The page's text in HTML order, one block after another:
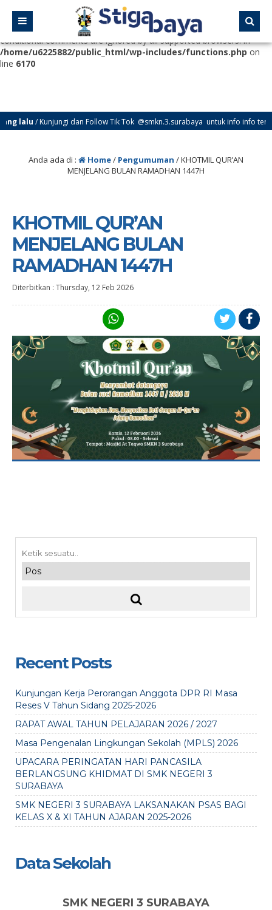
Deprecated
: Function WP_Dependencies->add_data() was called
with an argument that is
deprecated
since version 6.9.0! IE
conditional comments are ignored by all supported browsers. in
/home/u6225882/public_html/wp-includes/functions.php on
line 6170
lalu/ Kunjungi dan Follow Tik Tok @smkn.3.surabaya untuk info info terbaru
Anda ada di : Home/ Pengumuman /KHOTMIL QUR’AN
MENJELANG BULAN RAMADHAN 1447H
KHOTMIL QUR’AN
MENJELANG BULAN
RAMADHAN 1447H
Diterbitkan : Thursday, 12 Feb 2026
Recent Posts
Kunjungan Kerja Perorangan Anggota DPR RI Masa
Reses V Tahun Sidang 2025-2026
RAPAT AWAL TAHUN PELAJARAN 2026 / 2027
Masa Pengenalan Lingkungan Sekolah (MPLS) 2026
UPACARA PERINGATAN HARI PANCASILA
BERLANGSUNG KHIDMAT DI SMK NEGERI 3
SURABAYA
SMK NEGERI 3 SURABAYA LAKSANAKAN PSAS BAGI
KELAS X & XI TAHUN AJARAN 2025-2026
Data Sekolah
SMK NEGERI 3 SURABAYA